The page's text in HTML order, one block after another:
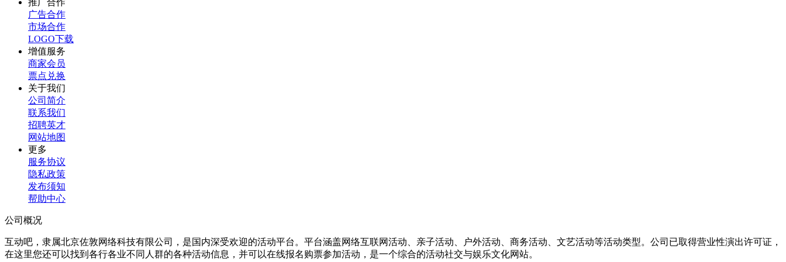
推广合作
广告合作
市场合作
LOGO下载
增值服务
商家会员
票点兑换
关于我们
公司简介
联系我们
招聘英才
网站地图
更多
服务协议
隐私政策
发布须知
帮助中心
公司概况
互动吧，隶属北京佐敦网络科技有限公司，是国内深受欢迎的活动平台。平台涵盖网络互联网活动、亲子活动、户外活动、商务活动、文艺活动等活动类型。公司已取得营业性演出许可证，
在这里您还可以找到各行各业不同人群的各种活动信息，并可以在线报名购票参加活动，是一个综合的活动社交与娱乐文化网站。